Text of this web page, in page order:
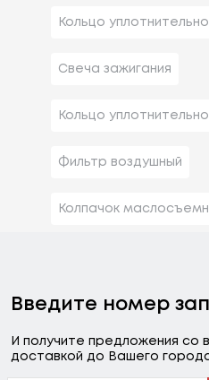
Кольцо
Свеча зажигания
Кольцо
Фильтр воздушный
Колпачок
Введите номер
И получите предложения со
доставкой до Вашего